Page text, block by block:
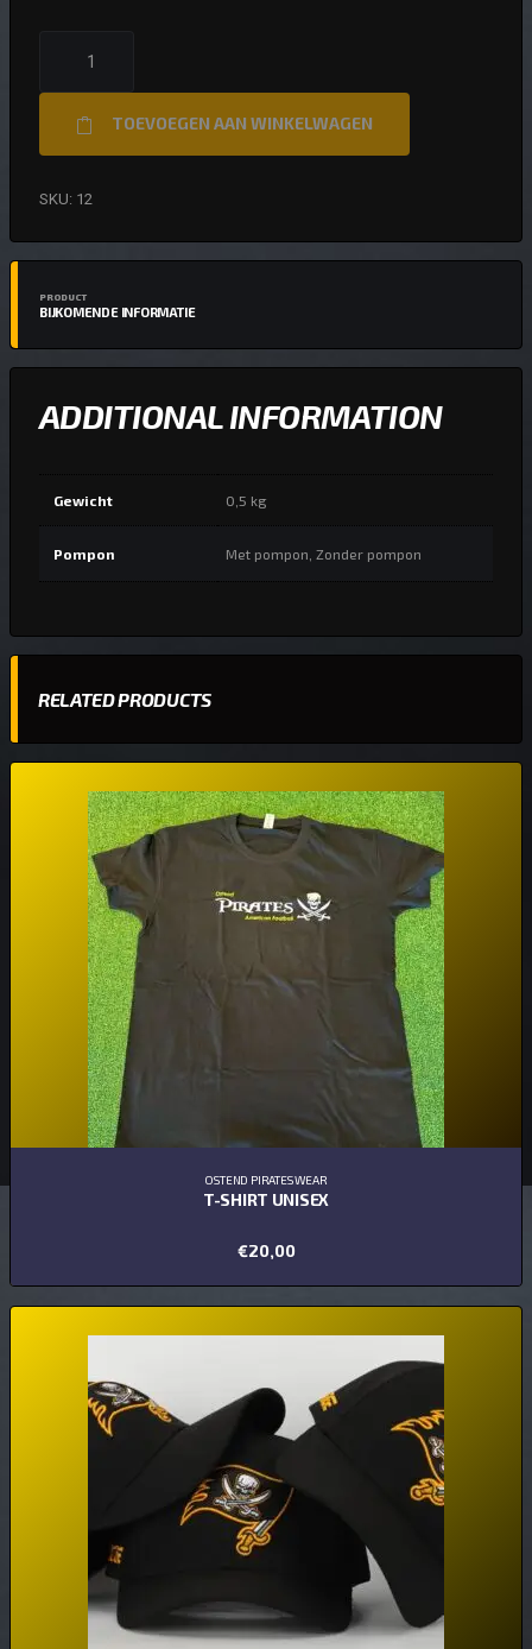
AANTAL
TOEVOEGEN AAN WINKELWAGEN
SKU: 12
PRODUCT
BIJKOMENDE INFORMATIE
ADDITIONAL INFORMATION
Gewicht 0,5 kg
Pompon Met pompon, Zonder pompon
RELATED PRODUCTS
OSTEND PIRATES WEAR
T-SHIRT UNISEX
€20,00